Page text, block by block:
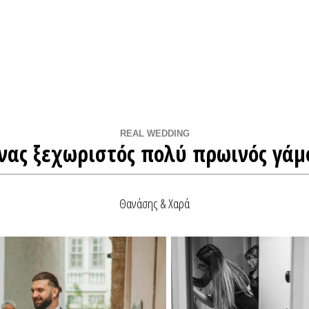
Real Weddings
Φωτογράφοι Γάμου Αθήνα
Φωτογράφοι Γάμου Θεσσαλονίκη
Φωτογράφοι Γάμου στην Ελλάδα
REAL WEDDING
ξεχωριστός πολύ πρωινός
Θανάσης & Χαρά